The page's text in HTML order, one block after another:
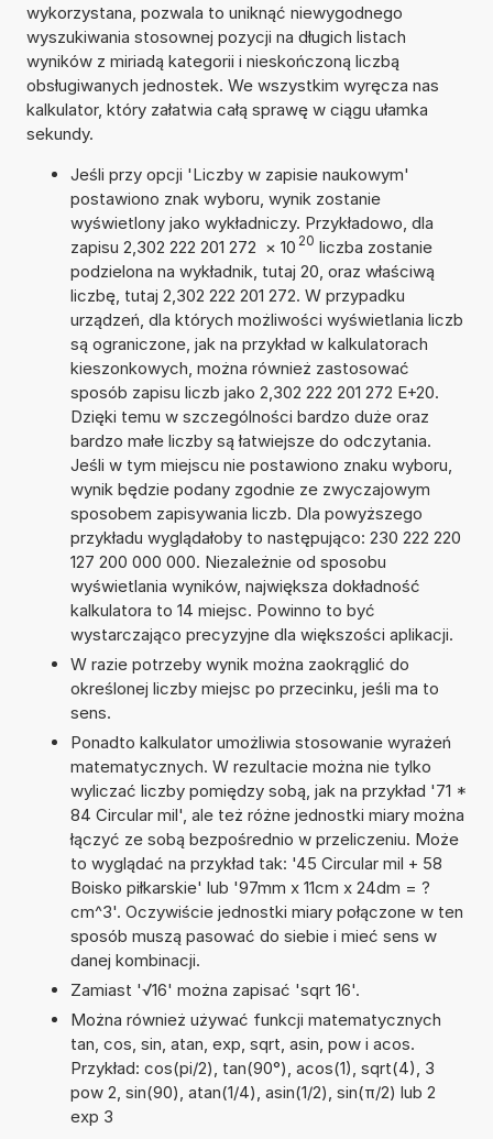
wykorzystana, pozwala to uniknąć niewygodnego
wyszukiwania stosownej pozycji na długich listach
wyników z miriadą kategorii i nieskończoną liczbą
obsługiwanych jednostek. We wszystkim wyręcza nas
kalkulator, który załatwia całą sprawę w ciągu ułamka
sekundy.
Jeśli przy opcji 'Liczby w zapisie naukowym'
postawiono znak wyboru, wynik zostanie
wyświetlony jako wykładniczy. Przykładowo, dla
zapisu 2,302 222 201 272 × 10 20 liczba zostanie
podzielona na wykładnik, tutaj 20, oraz właściwą
liczbę, tutaj 2,302 222 201 272. W przypadku
urządzeń, dla których możliwości wyświetlania liczb
są ograniczone, jak na przykład w kalkulatorach
kieszonkowych, można również zastosować
sposób zapisu liczb jako 2,302 222 201 272 E+20.
Dzięki temu w szczególności bardzo duże oraz
bardzo małe liczby są łatwiejsze do odczytania.
Jeśli w tym miejscu nie postawiono znaku wyboru,
wynik będzie podany zgodnie ze zwyczajowym
sposobem zapisywania liczb. Dla powyższego
przykładu wyglądałoby to następująco: 230 222 220
127 200 000 000. Niezależnie od sposobu
wyświetlania wyników, największa dokładność
kalkulatora to 14 miejsc. Powinno to być
wystarczająco precyzyjne dla większości aplikacji.
W razie potrzeby wynik można zaokrąglić do
określonej liczby miejsc po przecinku, jeśli ma to
sens.
Ponadto kalkulator umożliwia stosowanie wyrażeń
matematycznych. W rezultacie można nie tylko
wyliczać liczby pomiędzy sobą, jak na przykład '71 *
84 Circular mil', ale też różne jednostki miary można
łączyć ze sobą bezpośrednio w przeliczeniu. Może
to wyglądać na przykład tak: '45 Circular mil + 58
Boisko piłkarskie' lub '97mm x 11cm x 24dm = ?
cm^3'. Oczywiście jednostki miary połączone w ten
sposób muszą pasować do siebie i mieć sens w
danej kombinacji.
Zamiast '√16' można zapisać 'sqrt 16'.
Można również używać funkcji matematycznych
tan, cos, sin, atan, exp, sqrt, asin, pow i acos.
Przykład: cos(pi/2), tan(90°), acos(1), sqrt(4), 3
pow 2, sin(90), atan(1/4), asin(1/2), sin(π/2) lub 2
exp 3